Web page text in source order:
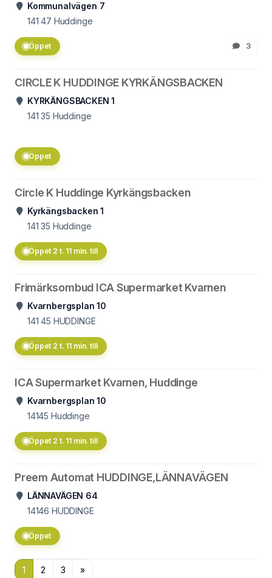
Kommunalvägen 7
141 47 Huddinge
Öppet 3
CIRCLE K HUDDINGE KYRKÄNGSBACKEN
KYRKÄNGSBACKEN 1
141 35 Huddinge
Öppet
Circle K Huddinge Kyrkängsbacken
Kyrkängsbacken 1
141 35 Huddinge
Öppet 2 t. 11 min. till
Frimärksombud ICA Supermarket Kvarnen
Kvarnbergsplan 10
141 45 HUDDINGE
Öppet 2 t. 11 min. till
ICA Supermarket Kvarnen, Huddinge
Kvarnbergsplan 10
14145 Huddinge
Öppet 2 t. 11 min. till
Preem Automat HUDDINGE,LÄNNAVÄGEN
LÄNNAVÄGEN 64
14146 HUDDINGE
Öppet
1 2 3 »